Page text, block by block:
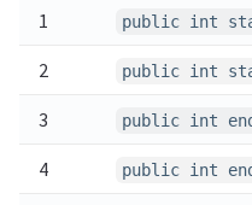
1 public int
2 public int
3 public int
4 public int